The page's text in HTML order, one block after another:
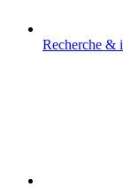
Recherche &